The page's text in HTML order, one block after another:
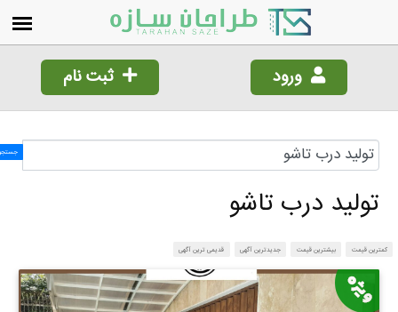
ورود ثبت نام
جستجو!
تولید درب تاشو
قیمت بیشترین قیمت جدیدترین آگهی قدیمی ترین آگهی